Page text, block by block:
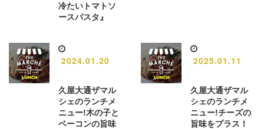
冷たいトマトソ
ースパスタ』
2024.01.20
久屋大通ザマル
シェのランチメ
ニュー!木の子と
ベーコンの旨味
2025.01.11
久屋大通ザマル
シェのランチメ
ニュー!チーズの
旨味をプラス！